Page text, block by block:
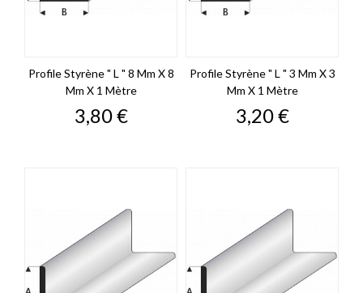
Profile Styrène " L " 8 Mm X 8
Mm X 1 Mètre
Prix
3,80 €
Profile Styrène " L " 3 Mm X 3
Mm X 1 Mètre
Prix
3,20 €